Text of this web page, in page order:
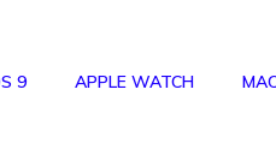
9 APPLE WATCH